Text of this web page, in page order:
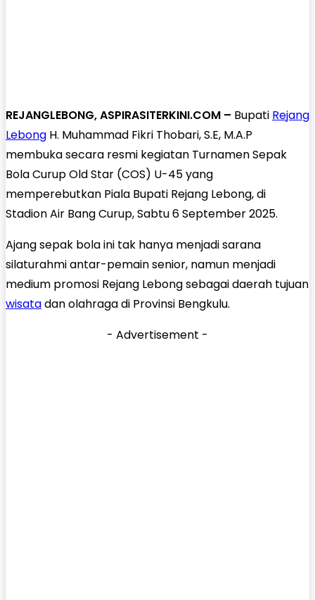
REJANGLEBONG, ASPIRASITERKINI.COM – Bupati Rejang
Lebong H. Muhammad Fikri Thobari, S.E, M.A.P
membuka secara resmi kegiatan Turnamen Sepak
Bola Curup Old Star (COS) U-45 yang
memperebutkan Piala Bupati Rejang Lebong, di
Stadion Air Bang Curup, Sabtu 6 September 2025.
Ajang sepak bola ini tak hanya menjadi sarana
silaturahmi antar-pemain senior, namun menjadi
medium promosi Rejang Lebong sebagai daerah tujuan
wisatadan olahraga di Provinsi Bengkulu.
- Advertisement -